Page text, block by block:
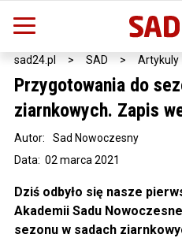
sad24.pl > SAD > Artykuly
Przygotowania do
ziarnkowych. Zapis
Data: 02 marca 2021
Autor: Sad Nowoczesny
Dziś odbyło się nasze
Akademii Sadu
sezonu w sadach